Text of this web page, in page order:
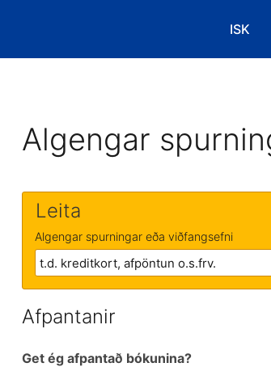
ISK
Algengar
Leita
Algengar spurningar eða viðfangsefni
Afpantanir
Get ég afpantað bókunina?